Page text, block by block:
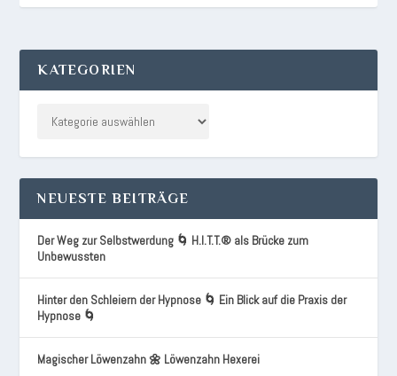
KATEGORIEN
NEUESTE BEITRÄGE
Der Weg zur Selbstwerdung 🌀 H.I.T.T.® als Brücke zum
Unbewussten
Hinter den Schleiern der Hypnose 🌀 Ein Blick auf die Praxis der
Hypnose 🌀
Magischer Löwenzahn 🌼 Löwenzahn Hexerei